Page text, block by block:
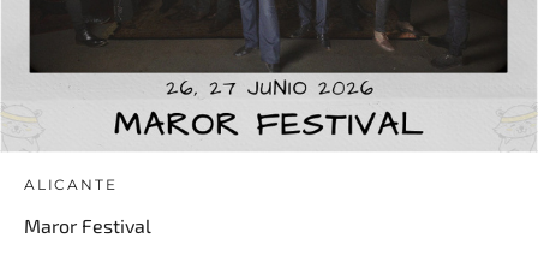
ALICANTE
Maror Festival